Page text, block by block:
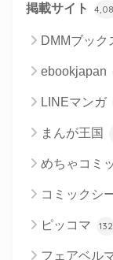
掲載サイト
DMMブック
ebookjapan
LINEマンガ
まんが王国
めちゃコミ
コミックシ
ピッコマ 132
フェアベル